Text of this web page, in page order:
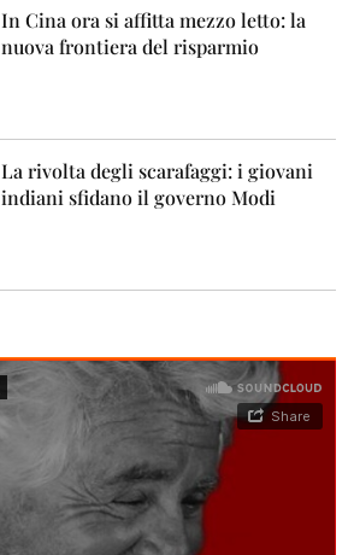
In Cina ora si affitta mezzo letto: la
nuova frontiera del risparmio
La rivolta degli scarafaggi: i giovani
indiani sfidano il governo Modi